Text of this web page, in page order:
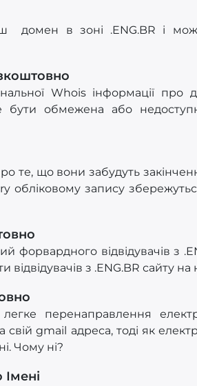
домен в зоні .ENG.BR і
Whois інформації про
обмежена або
те, що вони забудуть
обліковому запису
форвардного відвідувачів з
з .ENG.BR сайту
перенаправлення
gmail адреса, тоді як
Чому ні?